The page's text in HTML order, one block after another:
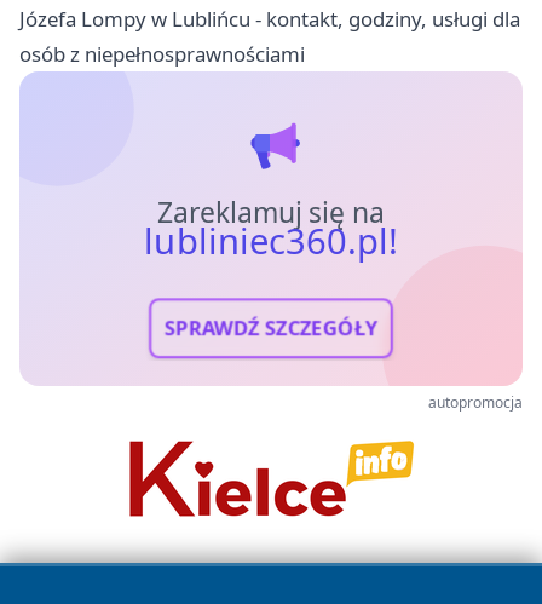
Józefa Lompy w Lublińcu - kontakt, godziny, usługi dla
osób z niepełnosprawnościami
Zareklamuj się na
lubliniec360.pl!
SPRAWDŹ SZCZEGÓŁY
autopromocja